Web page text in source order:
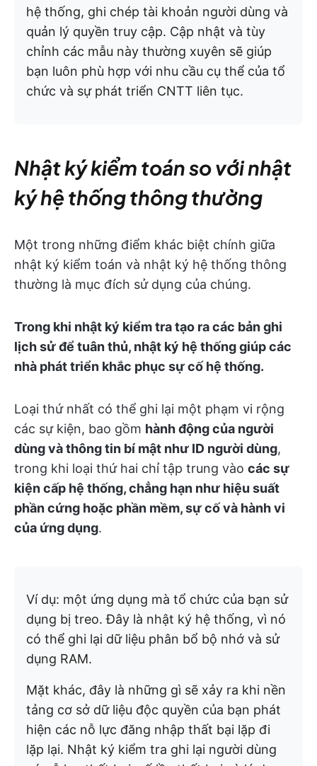
hệ thống, ghi chép tài khoản người dùng và
quản lý quyền truy cập. Cập nhật và tùy
chỉnh các mẫu này thường xuyên sẽ giúp
bạn luôn phù hợp với nhu cầu cụ thể của tổ
chức và sự phát triển CNTT liên tục.
Nhật ký kiểm toán so với nhật
ký hệ thống thông thường
Một trong những điểm khác biệt chính giữa
nhật ký kiểm toán và nhật ký hệ thống thông
thường là mục đích sử dụng của chúng.
Trong khi nhật ký kiểm tra tạo ra các bản ghi
lịch sử để tuân thủ, nhật ký hệ thống giúp các
nhà phát triển khắc phục sự cố hệ thống.
Loại thứ nhất có thể ghi lại một phạm vi rộng
các sự kiện, bao gồm hành động của người
dùng và thông tin bí mật như ID người dùng,
trong khi loại thứ hai chỉ tập trung vào các sự
kiện cấp hệ thống, chẳng hạn như hiệu suất
phần cứng hoặc phần mềm, sự cố và hành vi
của ứng dụng.
Ví dụ: một ứng dụng mà tổ chức của bạn sử
dụng bị treo. Đây là nhật ký hệ thống, vì nó
có thể ghi lại dữ liệu phân bổ bộ nhớ và sử
dụng RAM.
Mặt khác, đây là những gì sẽ xảy ra khi nền
tảng cơ sở dữ liệu độc quyền của bạn phát
hiện các nỗ lực đăng nhập thất bại lặp đi
lặp lại. Nhật ký kiểm tra ghi lại người dùng